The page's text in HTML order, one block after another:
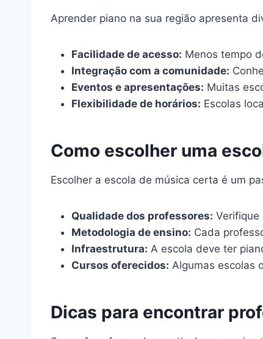
Aprender piano na sua região apresenta
Facilidade de acesso: Menos tempo
Integração com a comunidade:
Eventos e apresentações: Muitas
Flexibilidade de horários: Escolas
Como escolher uma
Escolher a escola de música certa é um
Qualidade dos professores: Verifique
Metodologia de ensino: Cada
Infraestrutura: A escola deve ter
Cursos oferecidos: Algumas escolas
Dicas para encontrar